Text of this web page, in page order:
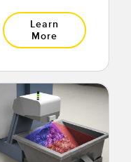
Learn
More